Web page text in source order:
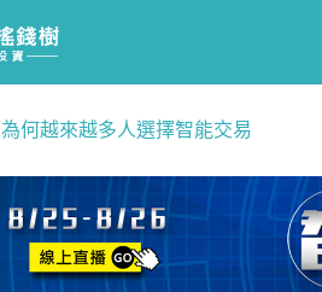
為何越來越多人選擇智能交易